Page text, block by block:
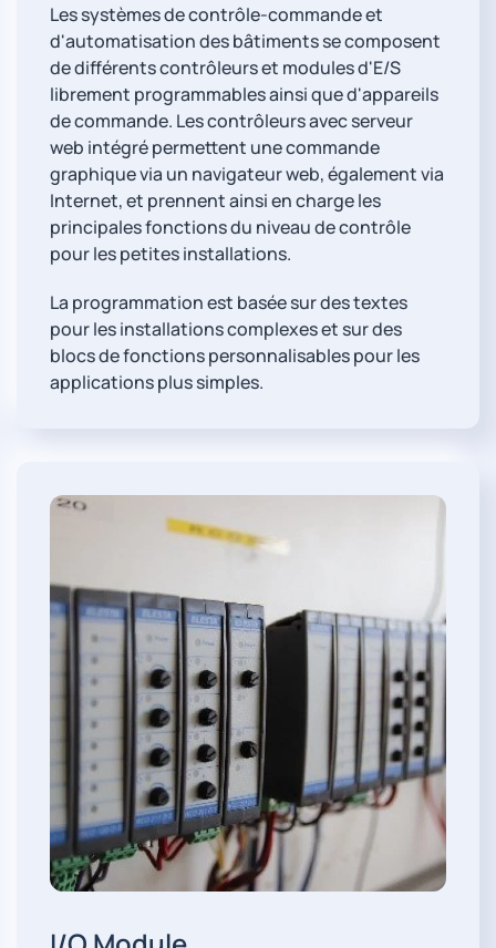
Les systèmes de contrôle-commande et
d'automatisation des bâtiments se composent
de différents contrôleurs et modules d'E/S
librement programmables ainsi que d'appareils
de commande. Les contrôleurs avec serveur
web intégré permettent une commande
graphique via un navigateur web, également via
Internet, et prennent ainsi en charge les
principales fonctions du niveau de contrôle
pour les petites installations.
La programmation est basée sur des textes
pour les installations complexes et sur des
blocs de fonctions personnalisables pour les
applications plus simples.